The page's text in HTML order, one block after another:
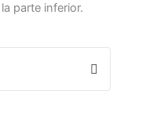
parte inferior.